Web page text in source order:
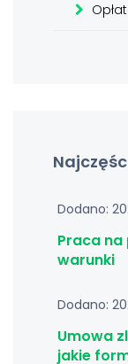
Dodano:
Praca
warunki
Dodano:
Umowa
jakie